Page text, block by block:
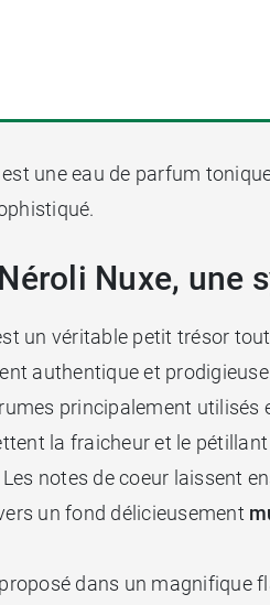
est une eau de parfum
Nuxe, une
un véritable petit trésor
authentique et
principalement
la fraicheur et le
notes de coeur laissent
un fond délicieusement
dans un magnifique